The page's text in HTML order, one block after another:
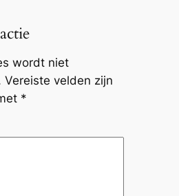
wordt niet
Vereiste velden zijn
*